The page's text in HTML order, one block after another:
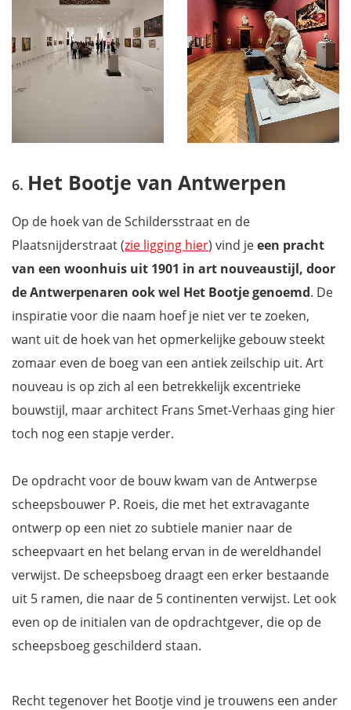
Het Bootje van Antwerpen
Op de hoek van de Schildersstraat en de
Plaatsnijderstraat (zie ligging hier) vind jeeen pracht
van een woonhuis uit 1901 in art nouveaustijl, door
de Antwerpenaren ook wel Het Bootje genoemd. De
inspiratie voor die naam hoef je niet ver te zoeken,
want uit de hoek van het opmerkelijke gebouw steekt
zomaar even de boeg van een antiek zeilschip uit. Art
nouveau is op zich al een betrekkelijk excentrieke
bouwstijl, maar architect Frans Smet-Verhaas ging hier
toch nog een stapje verder.
De opdracht voor de bouw kwam van de Antwerpse
scheepsbouwer P. Roeis, die met het extravagante
ontwerp op een niet zo subtiele manier naar de
scheepvaart en het belang ervan in de wereldhandel
verwijst. De scheepsboeg draagt een erker bestaande
uit 5 ramen, die naar de 5 continenten verwijst. Let ook
even op de initialen van de opdrachtgever, die op de
scheepsboeg geschilderd staan.
Recht tegenover het Bootje vind je trouwens een ander